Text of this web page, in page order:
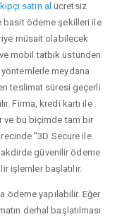
satın al ücretsiz
basit ödeme şekilleri ile
müsait olabilecek
ve mobil tatbik üstünden
yöntemlerle meydana
teslimat süresi geçerli
Firma, kredi kartı ile
ve bu biçimde tam bir
"3D Secure ile
güvenilir ödeme
işlemler başlatılır.
ödeme yapılabilir. Eğer
derhal başlatılması